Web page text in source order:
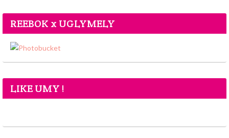
REEBOK x UGLYMELY
LIKE UMY !